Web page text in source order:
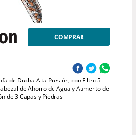
COMPRAR
de Ducha Alta Presión, con Filtro 5
de Ahorro de Agua y Aumento de
de 3 Capas y Piedras